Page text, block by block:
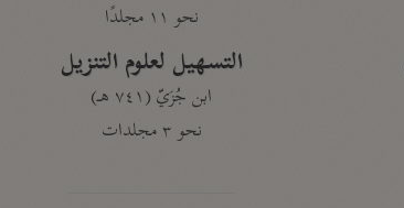
نحو ١١ مجلدًا
التسهيل لعلوم التنزيل
ابن جُزَيّ (٧٤١ هـ)
نحو ٣ مجلدات